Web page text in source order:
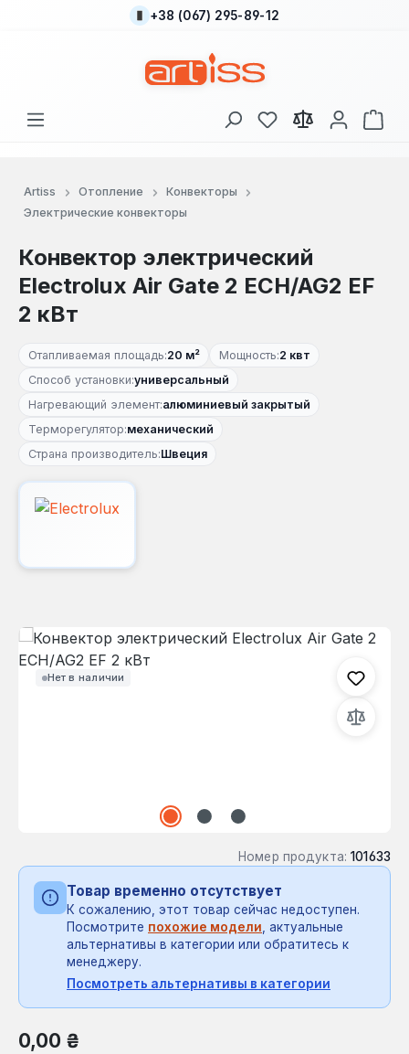
Перейти к основному содержанию
+38 (067) 295-89-12
У вас есть товары
В
Artiss Отопление
Конвекторы
Электрические конвекторы
Конвектор электрический
Electrolux Air Gate 2 ECH/AG2 EF
2 кВт
Отапливаемая площадь:20 м² Мощность:2 квт
Способ установки:универсальный
Нагревающий элемент:алюминиевый закрытый
Терморегулятор:механический
Страна производитель:Швеция
Нет в наличии
Пропустить галерею изображений
Номер продукта: 101633
Товар временно отсутствует
К сожалению, этот товар сейчас недоступен.
Посмотрите похожие модели, актуальные
альтернативы в категории или обратитесь к
менеджеру.
Посмотреть альтернативы в категории
Обычная цена:
0,00 ₴